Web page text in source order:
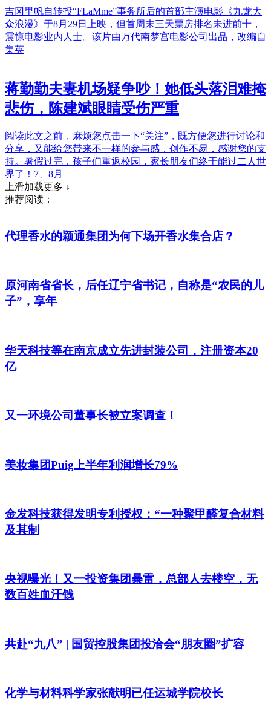
吉冈里帆自转投“FLaMme”事务所后的首部主演电影《九龙大
众浪漫》于8月29日上映，但首周末三天票房排名未进前十，
震惊电影业内人士。该片由万代南梦宫电影公司出品，改编自
集英
蒋勤勤夫妻机场疑争吵！她低头落泪难掩
悲伤，陈建斌眼睛受伤严重
阅读此文之前，麻烦您点击一下“关注”，既方便您进行讨论和
分享，又能给您带来不一样的参与感，创作不易，感谢您的支
持。暑假过完，孩子们重返校园，家长朋友们终于能过二人世
界了！7、8月
上滑加载更多 ↓
推荐阅读：
代理香水的颖通集团为何下场开香水集合店？
原河南省省长，后任辽宁省书记，自称是“农民的儿
子”，享年
华天科技等在南京成立先进封装公司，注册资本20
亿
又一环境公司董事长被立案调查！
美妆集团Puig上半年利润增长79%
金发科技获得发明专利授权：“一种聚甲醛复合材料
及其制
央视曝光！又一投资集团暴雷，总部人去楼空，无
数百姓血汗钱
共赴“九八” | 国贸控股集团投洽会“朋友圈”扩容
化学与材料科学家张献明已任运城学院校长